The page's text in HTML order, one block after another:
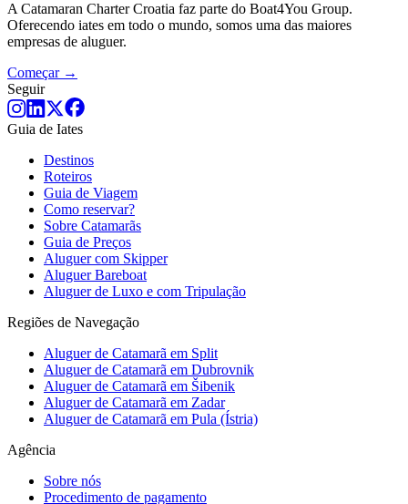
A Catamaran Charter Croatia faz parte do Boat4You Group.
Oferecendo iates em todo o mundo, somos uma das maiores
empresas de aluguer.
Começar →
Seguir
Guia de Iates
Destinos
Roteiros
Guia de Viagem
Como reservar?
Sobre Catamarãs
Guia de Preços
Aluguer com Skipper
Aluguer Bareboat
Aluguer de Luxo e com Tripulação
Regiões de Navegação
Aluguer de Catamarã em Split
Aluguer de Catamarã em Dubrovnik
Aluguer de Catamarã em Šibenik
Aluguer de Catamarã em Zadar
Aluguer de Catamarã em Pula (Ístria)
Agência
Sobre nós
Procedimento de pagamento